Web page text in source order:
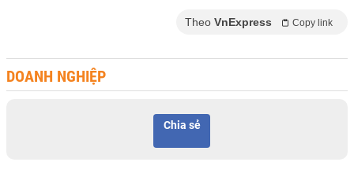
Theo VnExpress Copy link
DOANH NGHIỆP
Chia sẻ